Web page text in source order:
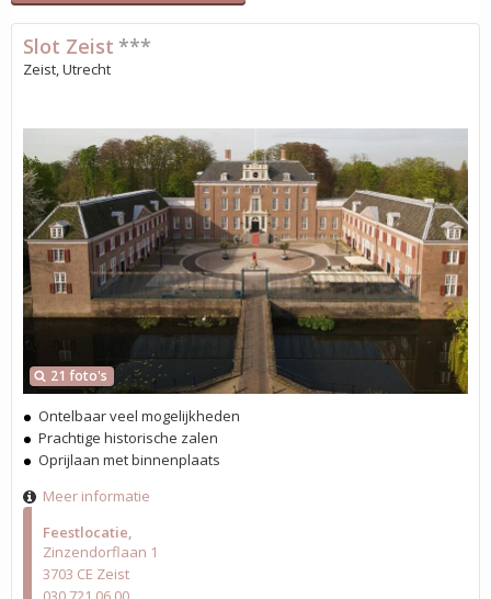
Feestlocatie
Zinzendorflaan 1
3703 CE Zeist
21 foto's
Slot Zeist ***
Zeist, Utrecht
Ontelbaar veel mogelijkheden
Prachtige historische zalen
Oprijlaan met binnenplaats
Meer informatie